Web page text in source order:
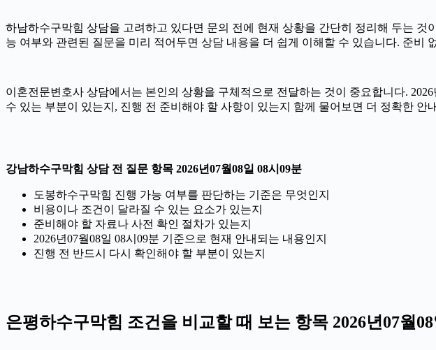
하남하수구막힘 상담을 고려하고 있다면 문의 전에 현재 상황을 간단히 정리해 두는 것
능 여부와 관련된 질문을 미리 적어두면 상담 내용을 더 쉽게 이해할 수 있습니다. 준
이혼전문변호사 상담에서는 본인의 상황을 구체적으로 전달하는 것이 중요합니다.
수 있는 부분이 있는지, 진행 전 준비해야 할 사항이 있는지 함께 물어보면 더 정확한 안
강남하수구막힘 상담 전 질문 항목 2026년07월08일 08시09분
도봉하수구막힘 진행 가능 여부를 판단하는 기준은 무엇인지
비용이나 조건이 달라질 수 있는 요소가 있는지
준비해야 할 자료나 사전 확인 절차가 있는지
2026년07월08일 08시09분 기준으로 현재 안내되는 내용인지
진행 전 반드시 다시 확인해야 할 부분이 있는지
은평하수구막힘 조건을 비교할 때 보는 항목 2026년07월